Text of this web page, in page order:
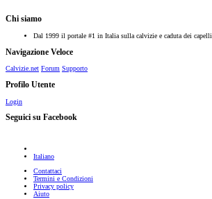
Chi siamo
Dal 1999 il portale #1 in Italia sulla calvizie e caduta dei capelli
Navigazione Veloce
Calvizie.net Forum Supporto
Profilo Utente
Login
Seguici su Facebook
Italiano
Contattaci
Termini e Condizioni
Privacy policy
Aiuto